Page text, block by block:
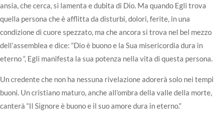
ansia, che cerca, si lamenta e dubita di Dio. Ma quando Egli trova
quella persona che è afflitta da disturbi, dolori, ferite, in una
condizione di cuore spezzato, ma che ancora si trova nel bel mezzo
dell’assemblea e dice: “Dio è buono e la Sua misericordia dura in
eterno “, Egli manifesta la sua potenza nella vita di questa persona.
Un credente che non ha nessuna rivelazione adorerà solo nei tempi
buoni. Un cristiano maturo, anche all’ombra della valle della morte,
canterà “Il Signore è buono e il suo amore dura in eterno.”